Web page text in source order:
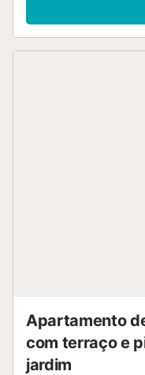
comodidades incluem
videochamadas), ar
Apartamento
com terraço e
jardim